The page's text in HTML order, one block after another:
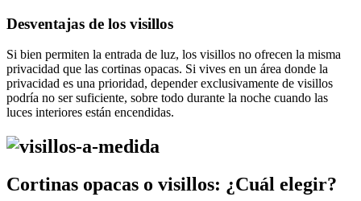
Desventajas de los visillos
Si bien permiten la entrada de luz, los visillos no ofrecen la misma
privacidad que las cortinas opacas. Si vives en un área donde la
privacidad es una prioridad, depender exclusivamente de visillos
podría no ser suficiente, sobre todo durante la noche cuando las
luces interiores están encendidas.
Cortinas opacas o visillos: ¿Cuál elegir?